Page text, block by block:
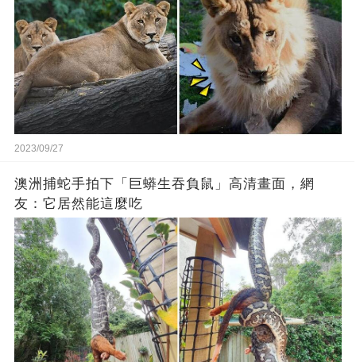
2023/09/27
澳洲捕蛇手拍下「巨蟒生吞負鼠」高清畫面，網
友：它居然能這麼吃